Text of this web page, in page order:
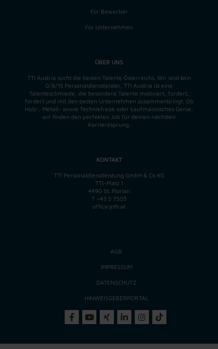
Für Bewerber
Für Unternehmen
ÜBER UNS
TTI Austria sucht die besten Talente Österreichs. Wir sind kein
0/8/15 Personaldienstleister, TTI Austria ist eine
Talenteschmiede, die besondere Talente motiviert, fordert,
fördert und mit den besten Unternehmen zusammenbringt. Ob
Holz-, Metall- sowie Technikfreak oder kaufmännisches Genie,
wir finden den perfekten Job für deinen nächsten
Karrieresprung.
KONTAKT
TTI Personaldienstleistung GmbH & Co KG
TTI-Platz 1
4490 St. Florian
T +43 5 7505
office@tti.at
AGB
IMPRESSUM
DATENSCHUTZ
HINWEISGEBERPORTAL